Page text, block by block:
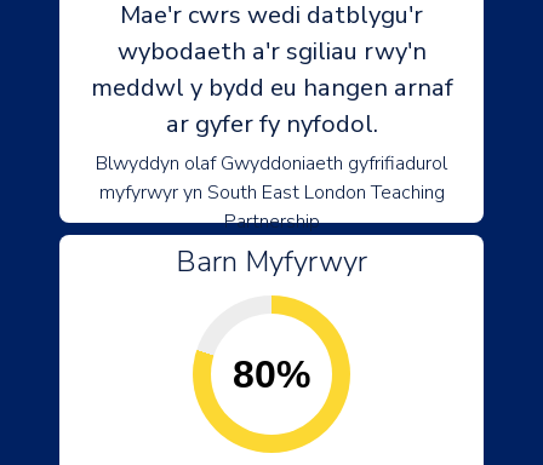
Mae'r cwrs wedi datblygu'r
wybodaeth a'r sgiliau rwy'n
meddwl y bydd eu hangen arnaf
ar gyfer fy nyfodol.
Blwyddyn olaf Gwyddoniaeth gyfrifiadurol
myfyrwyr yn South East London Teaching
Partnership
Barn Myfyrwyr
80%